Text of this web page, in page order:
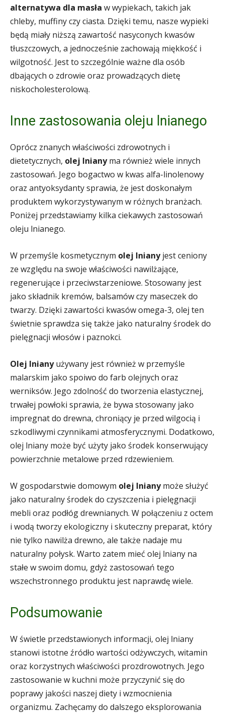
alternatywa dla masła w wypiekach, takich jak
chleby, muffiny czy ciasta. Dzięki temu, nasze wypieki
będą miały niższą zawartość nasyconych kwasów
tłuszczowych, a jednocześnie zachowają miękkość i
wilgotność. Jest to szczególnie ważne dla osób
dbających o zdrowie oraz prowadzących dietę
niskocholesterolową.
Inne zastosowania oleju lnianego
Oprócz znanych właściwości zdrowotnych i
dietetycznych, olej lnianyma również wiele innych
zastosowań. Jego bogactwo w kwas alfa-linolenowy
oraz antyoksydanty sprawia, że jest doskonałym
produktem wykorzystywanym w różnych branżach.
Poniżej przedstawiamy kilka ciekawych zastosowań
oleju lnianego.
W przemyśle kosmetycznym olej lnianyjest ceniony
ze względu na swoje właściwości nawilżające,
regenerujące i przeciwstarzeniowe. Stosowany jest
jako składnik kremów, balsamów czy maseczek do
twarzy. Dzięki zawartości kwasów omega-3, olej ten
świetnie sprawdza się także jako naturalny środek do
pielęgnacji włosów i paznokci.
Olej lnianyużywany jest również w przemyśle
malarskim jako spoiwo do farb olejnych oraz
werniksów. Jego zdolność do tworzenia elastycznej,
trwałej powłoki sprawia, że bywa stosowany jako
impregnat do drewna, chroniący je przed wilgocią i
szkodliwymi czynnikami atmosferycznymi. Dodatkowo,
olej lniany może być użyty jako środek konserwujący
powierzchnie metalowe przed rdzewieniem.
W gospodarstwie domowym olej lnianymoże służyć
jako naturalny środek do czyszczenia i pielęgnacji
mebli oraz podłóg drewnianych. W połączeniu z octem
i wodą tworzy ekologiczny i skuteczny preparat, który
nie tylko nawilża drewno, ale także nadaje mu
naturalny połysk. Warto zatem mieć olej lniany na
stałe w swoim domu, gdyż zastosowań tego
wszechstronnego produktu jest naprawdę wiele.
Podsumowanie
W świetle przedstawionych informacji, olej lniany
stanowi istotne źródło wartości odżywczych, witamin
oraz korzystnych właściwości prozdrowotnych. Jego
zastosowanie w kuchni może przyczynić się do
poprawy jakości naszej diety i wzmocnienia
organizmu. Zachęcamy do dalszego eksplorowania